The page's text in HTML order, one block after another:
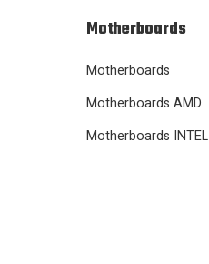
Motherboards
Motherboards
Motherboards AMD
Motherboards INTEL